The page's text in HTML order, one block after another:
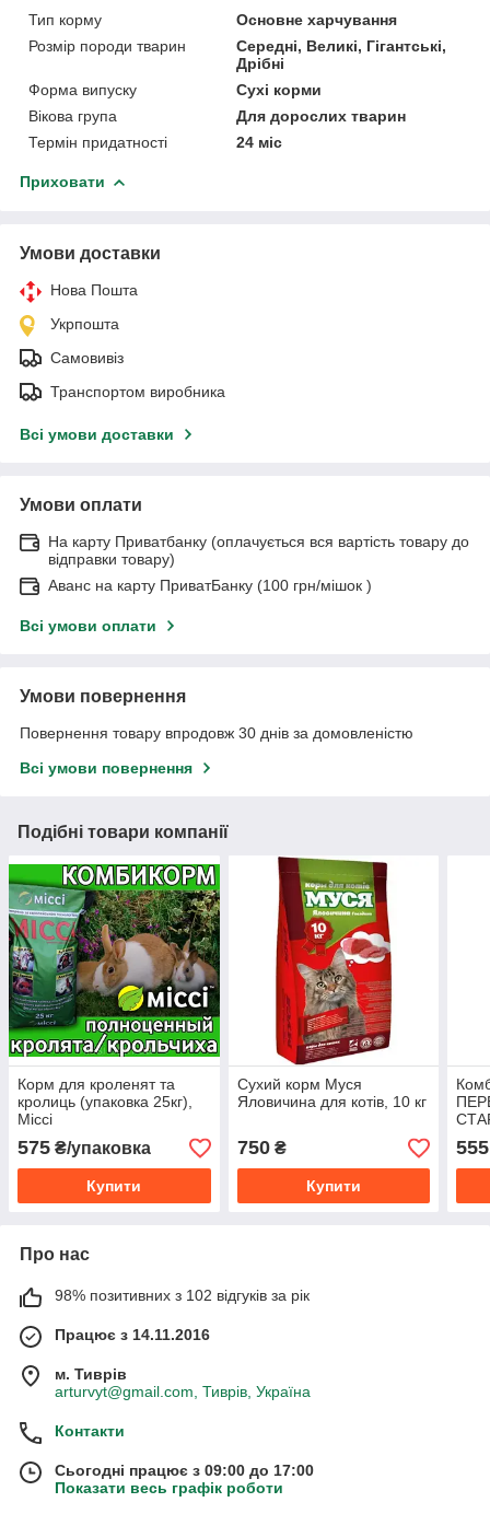
Тип корму
Основне харчування
Розмір породи тварин
Середні, Великі, Гігантські,
Дрібні
Форма випуску
Сухі корми
Вікова група
Для дорослих тварин
Термін придатності
24 міс
Приховати
Умови доставки
Нова Пошта
Укрпошта
Самовивіз
Транспортом виробника
Всі умови доставки
Умови оплати
На карту Приватбанку (оплачується вся вартість товару до
відправки товару)
Аванс на карту ПриватБанку (100 грн/мішок )
Всі умови оплати
Умови повернення
Повернення товару впродовж 30 днів за домовленістю
Всі умови повернення
Подібні товари компанії
Корм для кроленят та
кролиць (упаковка 25кг),
Міссі
575 ₴/упаковка
Купити
Сухий корм Муся
Яловичина для котів, 10 кг
750₴
Купити
555
Про нас
98% позитивних з 102 відгуків за рік
Працює з 14.11.2016
м. Тиврів
arturvyt@gmail.com, Тиврів, Україна
Контакти
Сьогодні працює з 09:00 до 17:00
Показати весь графік роботи